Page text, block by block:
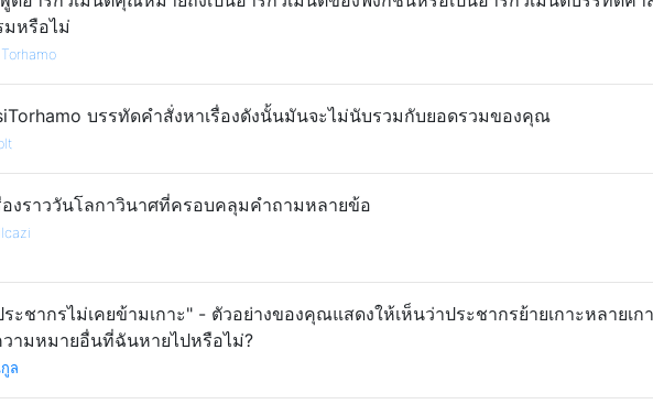
มหรือไม่
บรรทัดคำสั่งหาเรื่องดังนั้นมันจะไม่นับรวมกับยอดรวมของคุณ
องราววันโลกาวินาศที่ครอบคลุมคำถามหลายข้อ
ระชากรไม่เคยข้ามเกาะ" - ตัวอย่างของคุณแสดงให้เห็นว่าประชากรย้ายเกาะหลายเก
ามหมายอื่นที่ฉันหายไปหรือไม่?
ล